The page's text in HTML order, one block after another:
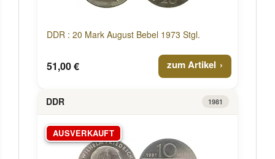
DDR : 20 Mark August Bebel 1973 Stgl.
51,00 € zum Artikel
DDR 1981
AUSVERKAUFT